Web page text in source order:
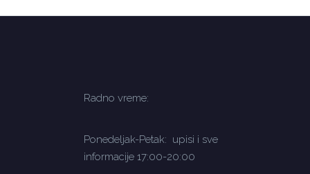
Radno vreme:
Ponedeljak-Petak: upisi i sve
informacije 17:00-20:00